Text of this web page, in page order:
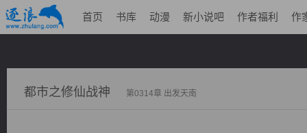
首页 书库 动漫 新小说吧 作者福利 作
都市之修仙战神 第0314章 出发天南